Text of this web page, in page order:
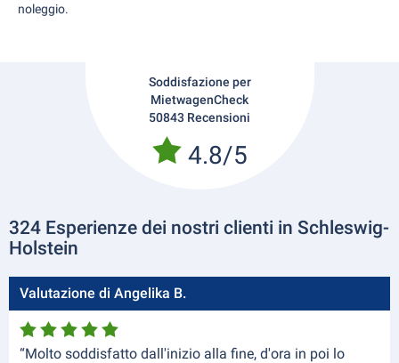
noleggio.
Soddisfazione per
MietwagenCheck
50843 Recensioni
4.8/5
324 Esperienze dei nostri clienti in Schleswig-
Holstein
Valutazione di Angelika B.
“Molto soddisfatto dall'inizio alla fine, d'ora in poi lo